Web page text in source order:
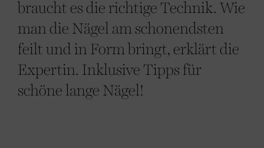
braucht es die richtige Technik. Wie
man die Nägel am schonendsten
feilt und in Form bringt, erklärt die
Expertin. Inklusive Tipps für
schöne lange Nägel!